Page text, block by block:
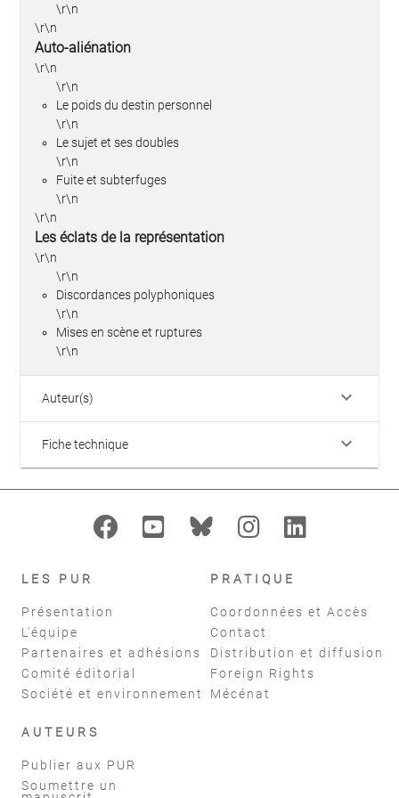
\r\n
\r\n
Auto-aliénation
\r\n
\r\n
Le poids du destin personnel
\r\n
Le sujet et ses doubles
\r\n
Fuite et subterfuges
\r\n
\r\n
Les éclats de la représentation
\r\n
\r\n
Discordances polyphoniques
\r\n
Mises en scène et ruptures
\r\n
Auteur(s) keyboard_arrow_down
Fiche technique keyboard_arrow_down
LES PUR
Présentation
L'équipe
Partenaires et adhésions
Comité éditorial
Société et environnement
PRATIQUE
Coordonnées et Accès
Contact
Distribution et diffusion
Foreign Rights
Mécénat
AUTEURS
Publier aux PUR
Soumettre un